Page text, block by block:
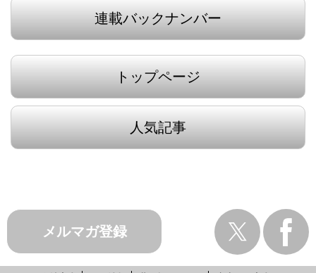
連載バックナンバー
トップページ
人気記事
メルマガ登録